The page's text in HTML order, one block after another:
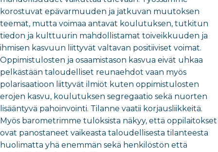
korostuvat epävarmuuden ja jatkuvan muutoksen
teemat, mutta voimaa antavat koulutuksen, tutkitun
tiedon ja kulttuurin mahdollistamat toiveikkuuden ja
ihmisen kasvuun liittyvät valtavan positiiviset voimat.
Oppimistulosten ja osaamistason kasvua eivät uhkaa
pelkästään taloudelliset reunaehdot vaan myös
polarisaatioon liittyvät ilmiöt kuten oppimistulosten
erojen kasvu, koulutuksen segregaatio sekä nuorten
lisääntyvä pahoinvointi. Tilanne vaatii korjausliikkeitä.
Myös barometrimme tuloksista näkyy, että oppilaitokset
ovat panostaneet vaikeasta taloudellisesta tilanteesta
huolimatta yhä enemmän sekä henkilöstön että